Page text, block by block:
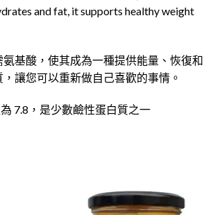
and fat, it supports healthy weight
基酸，使其成為一種提供能量、恢復和
讓您可以重新做自己喜歡的事情。
7.8，是少數鹼性蛋白質之一